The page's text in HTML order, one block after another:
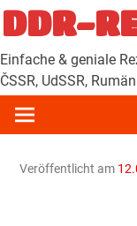
Zum
Inhalt
springen
DDR-
Einfache & geniale
ČSSR, UdSSR,
Veröffentlicht am